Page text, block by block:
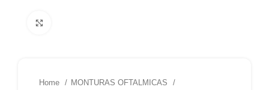
Home
MONTURAS OFTALMICAS